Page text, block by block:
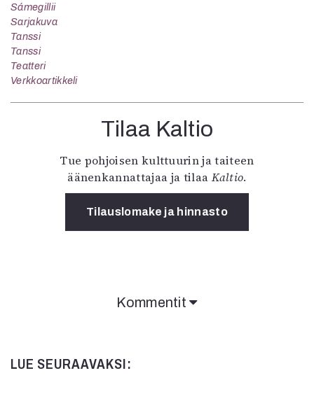
Sámegillii
Sarjakuva
Tanssi
Tanssi
Teatteri
Verkkoartikkeli
Tilaa Kaltio
Tue pohjoisen kulttuurin ja taiteen
äänenkannattajaa ja tilaa Kaltio.
Tilauslomake ja hinnasto
Kommentit
LUE SEURAAVAKSI: